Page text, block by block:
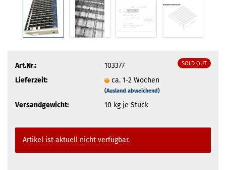
SOLD OUT
Art.Nr.:
103377
Lieferzeit:
ca. 1-2 Wochen
(Ausland abweichend)
Versandgewicht: 10 kg je Stück
Artikel ist aktuell nicht verfügbar.